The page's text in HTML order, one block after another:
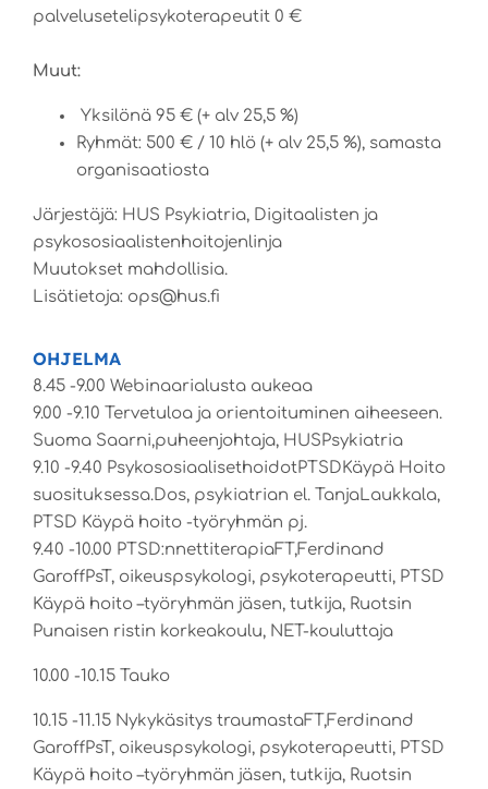
palvelusetelipsykoterapeutit 0 €
Muut:
Yksilönä 95 € (+ alv 25,5 %)
Ryhmät: 500 € / 10 hlö (+ alv 25,5 %), samasta
organisaatiosta
Järjestäjä: HUS Psykiatria, Digitaalisten ja
psykososiaalistenhoitojenlinja
Muutokset mahdollisia.
Lisätietoja: ops@hus.fi
OHJELMA
8.45 -9.00 Webinaarialusta aukeaa
9.00 -9.10 Tervetuloa ja orientoituminen aiheeseen.
Suoma Saarni,puheenjohtaja, HUSPsykiatria
9.10 -9.40 PsykososiaalisethoidotPTSDKäypä Hoito
suosituksessa.Dos, psykiatrian el. TanjaLaukkala,
PTSD Käypä hoito -työryhmän pj.
9.40 -10.00 PTSD:nnettiterapiaFT,Ferdinand
GaroffPsT, oikeuspsykologi, psykoterapeutti, PTSD
Käypä hoito –työryhmän jäsen, tutkija, Ruotsin
Punaisen ristin korkeakoulu, NET-kouluttaja
10.00 -10.15 Tauko
10.15 -11.15 Nykykäsitys traumastaFT,Ferdinand
GaroffPsT, oikeuspsykologi, psykoterapeutti, PTSD
Käypä hoito –työryhmän jäsen, tutkija, Ruotsin